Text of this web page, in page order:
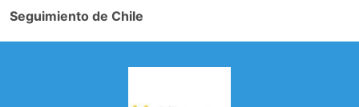
Seguimiento de Chile